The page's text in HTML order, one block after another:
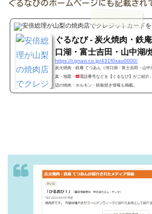
ぐるなびのホームページにも記載され
ぐるなび - 炭火焼肉・鉄
口湖・富士吉田・山中湖/
https://r.gnavi.co.jp/431f0xau0000/
炭火焼肉・鉄庵 てつあん（河口湖・富士吉田・山
真・地図・
電話番号などを【ぐるなび】がご紹介
辺の焼肉・ホルモン・鉄板焼き情報も掲載。